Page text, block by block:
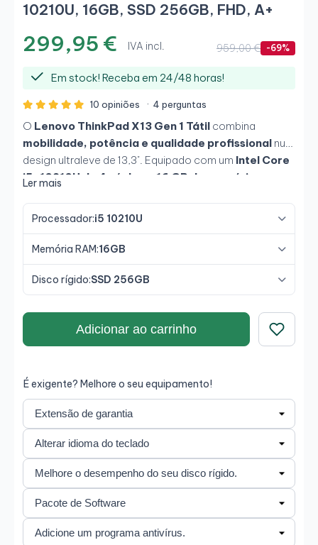
10210U, 16GB, SSD 256GB, FHD, A+
299,95 € IVA incl. 959,00 € -69%
Em stock! Receba em 24/48 horas!
10 opiniões · 4 perguntas
O Lenovo ThinkPad X13 Gen 1 Tátil combina
mobilidade, potência e qualidade profissional num
design ultraleve de 13,3". Equipado com um Intel Core
i5-10210U de 4 núcleos
16 GB de memória
desempenho fluido para tarefas de escritório, reuniões
proporciona conforto e produtividade em qualquer
ambiente, enquanto o seuchassis de magnésio
garante durabilidade com o padrão
MIL-STD-810G.
Ler mais
Processador:i5 10210U
Memória RAM:16GB
Disco rígido:SSD 256GB
Adicionar ao carrinho
É exigente? Melhore o seu equipamento!